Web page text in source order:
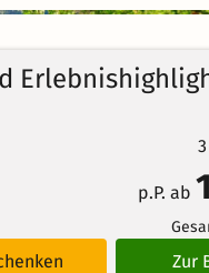
99%
Bewertungen
p.P. ab
Zur